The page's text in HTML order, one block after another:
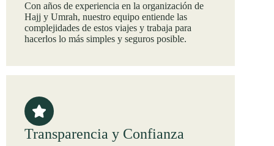
Con años de experiencia en la organización de
Hajj y Umrah, nuestro equipo entiende las
complejidades de estos viajes y trabaja para
hacerlos lo más simples y seguros posible.
Transparencia y Confianza